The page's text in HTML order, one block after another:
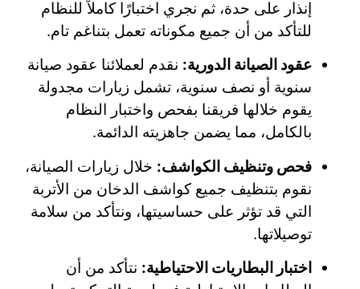
إنذار على حدة، ثم نجري اختبارًا كاملاً للنظام
للتأكد من أن جميع مكوناته تعمل بتناغم تام.
عقود الصيانة الدورية: نقدم لعملائنا عقود صيانة
سنوية أو نصف سنوية، تشمل زيارات مجدولة
يقوم خلالها فريقنا بفحص واختبار النظام
بالكامل، مما يضمن جاهزيته الدائمة.
فحص وتنظيف الكواشف: خلال زيارات الصيانة،
نقوم بتنظيف جميع كواشف الدخان من الأتربة
التي قد تؤثر على حساسيتها، ونتأكد من سلامة
توصيلاتها.
اختبار البطاريات الاحتياطية: نتأكد من أن